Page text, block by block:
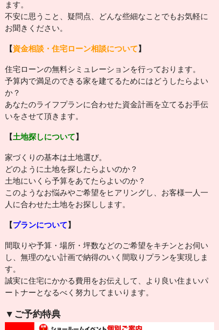
ます。
不安に思うこと、疑問点、どんな些細なことでもお気軽に
お聞きください。
【資金相談・住宅ローン相談について 】
住宅ローンの無料シミュレーションを行っております。
予算内で満足のできる家を建てるためにはどうしたらよい
か？
あなたのライフプランに合わせた資金計画を立てるお手伝
いをさせて頂きます。
【土地探しについて 】
家づくりの基本は土地選び。
どのように土地を探したらよいのか？
土地にいくら予算をあてたらよいのか？
このようなお悩みやご希望をヒアリングし、お客様一人一
人に合わせた土地をお探しします。
【プランについて 】
間取りや予算・場所・坪数などのご希望をキチンとお伺い
し、無理のない計画で納得のいく間取りプランを実現しま
す。
誠実に住宅にかかる費用をお伝えして、より良い住まいパ
ートナーとなるべく努力してまいります。
▼ご予約特典